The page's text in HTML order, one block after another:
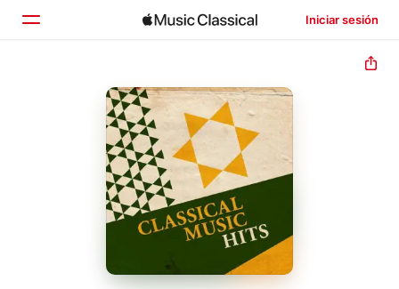
Iniciar sesión
Explorar